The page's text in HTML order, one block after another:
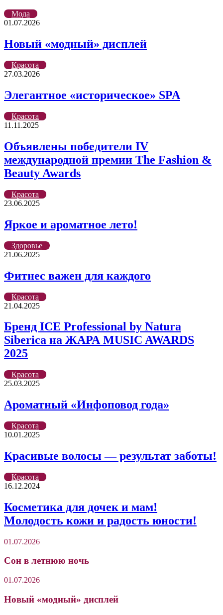
Мода
01.07.2026
Новый «модный» дисплей
Красота
27.03.2026
Элегантное «историческое» SPA
Красота
11.11.2025
Объявлены победители IV
международной премии The Fashion &
Beauty Awards
Красота
23.06.2025
Яркое и ароматное лето!
Здоровье
21.06.2025
Фитнес важен для каждого
Красота
21.04.2025
Бренд ICE Professional by Natura
Siberica на ЖАРА MUSIC AWARDS
2025
Красота
25.03.2025
Ароматный «Инфоповод года»
Красота
10.01.2025
Красивые волосы — результат заботы!
Красота
16.12.2024
Косметика для дочек и мам!
Молодость кожи и радость юности!
01.07.2026
Сон в летнюю ночь
01.07.2026
Новый «модный» дисплей